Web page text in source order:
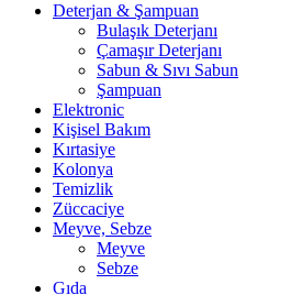
Deterjan & Şampuan
Bulaşık Deterjanı
Çamaşır Deterjanı
Sabun & Sıvı Sabun
Şampuan
Elektronic
Kişisel Bakım
Kırtasiye
Kolonya
Temizlik
Züccaciye
Meyve, Sebze
Meyve
Sebze
Gıda